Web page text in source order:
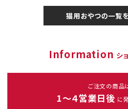
猫用おやつの一覧
Information シ
ご注文の商品
1～４営業日後 に